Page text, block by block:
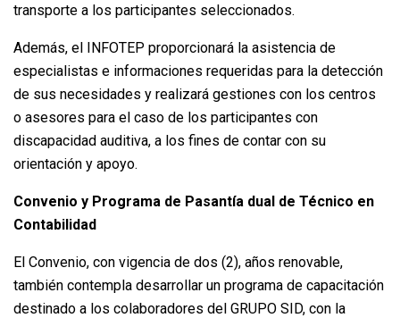
transporte a los participantes seleccionados.
Además, el INFOTEP proporcionará la asistencia de
especialistas e informaciones requeridas para la detección
de sus necesidades y realizará gestiones con los centros
o asesores para el caso de los participantes con
discapacidad auditiva, a los fines de contar con su
orientación y apoyo.
Convenio y Programa de Pasantía dual de Técnico en
Contabilidad
El Convenio, con vigencia de dos (2), años renovable,
también contempla desarrollar un programa de capacitación
destinado a los colaboradores del GRUPO SID, con la